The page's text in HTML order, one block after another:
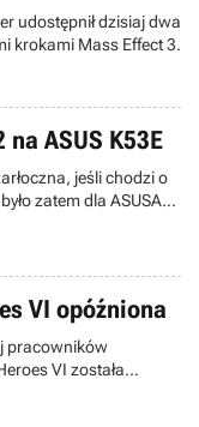
udostępnił dzisiaj dwa
krokami Mass Effect 3.
ASUS K53E
jeśli chodzi o
zatem dla ASUSA
VI opóźniona
pracowników
VI została
dopiero 8
przesunięcie